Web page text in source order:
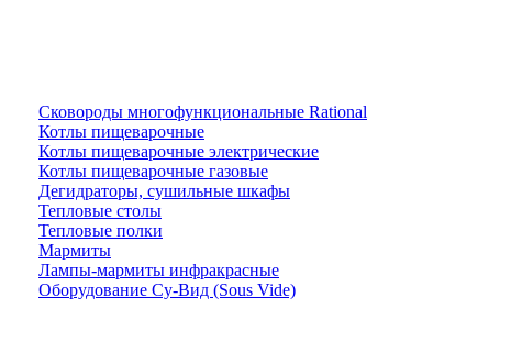
Сковороды многофункциональные Rational
Котлы пищеварочные
Котлы пищеварочные электрические
Котлы пищеварочные газовые
Дегидраторы, сушильные шкафы
Тепловые столы
Тепловые полки
Мармиты
Лампы-мармиты инфракрасные
Оборудование Су-Вид (Sous Vide)